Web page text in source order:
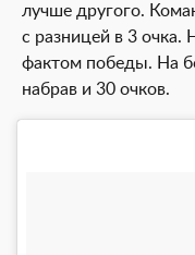
лучше другого.
с разницей в 3 очка.
фактом победы. На
набрав и 30 очков.